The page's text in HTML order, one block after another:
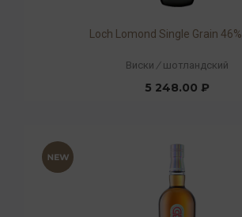
Loch Lomond Single Grain
Виски / шотландский
5 248.00 ₽